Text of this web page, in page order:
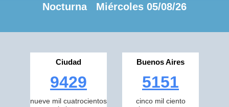
Nocturna Miércoles 05/08/26
Ciudad
9429
nueve mil cuatrocientos
Buenos Aires
5151
cinco mil ciento